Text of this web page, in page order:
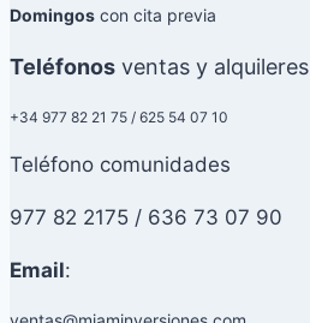
Domingos con cita previa
Teléfonos ventas y alquileres
+34 977 82 21 75 / 625 54 07 10
Teléfono comunidades
977 82 2175 / 636 73 07 90
Email: